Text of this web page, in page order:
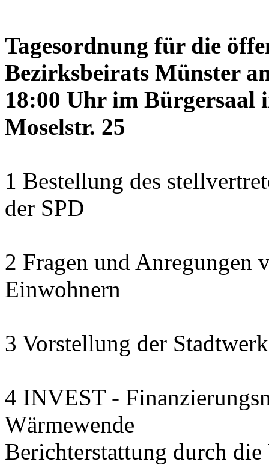
Tagesordnung für die
Bezirksbeirats Münster
18:00 Uhr im
Moselstr. 25
1 Bestellung des
der SPD
2 Fragen und Anregungen
Einwohnern
3 Vorstellung der
4 INVEST -
Wärmewende
Berichterstattung durch